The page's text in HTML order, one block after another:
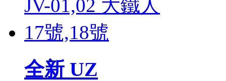
全新 UZ